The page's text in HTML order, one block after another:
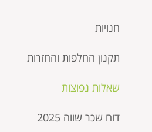
חנויות
תקנון החלפות והחזרות
שאלות נפוצות
דוח שכר שווה 2025